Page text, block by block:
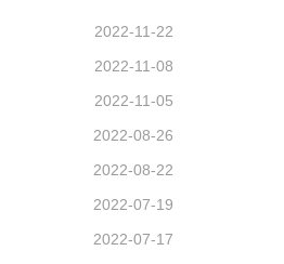
2022-11-22
2022-11-08
2022-11-05
2022-08-26
2022-08-22
2022-07-19
2022-07-17